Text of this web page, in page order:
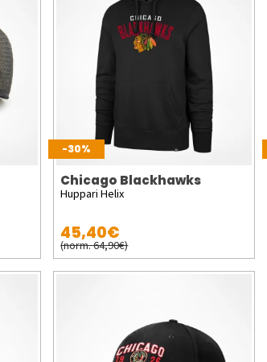
-30%
Chicago Blackhawks
Huppari Helix
45,40€
(norm. 64,90€)